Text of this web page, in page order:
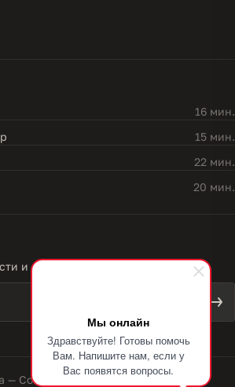
Мы онлайн
Здравствуйте! Готовы помочь
Вам. Напишите нам, если у
Вас появятся вопросы.
16 мин.
15 мин.
22 мин.
20 мин.
и акции
Совершенство света